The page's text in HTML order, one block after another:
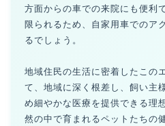
方面からの車での来院にも便利
限られるため、自家用車でのア
るでしょう。
地域住民の生活に密着したこの
て、地域に深く根差し、飼い主
め細やかな医療を提供できる理
然の中で育まれるペットたちの